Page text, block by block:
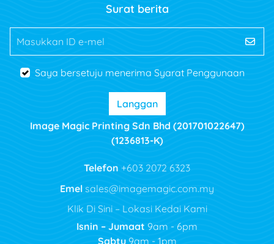
Surat berita
Masukkan ID e-mel
Saya bersetuju menerima Syarat Penggunaan
Langgan
Image Magic Printing Sdn Bhd (201701022647)
(1236813-K)
Telefon +603 2072 6323
Emel sales@imagemagic.com.my
Klik Di Sini – Lokasi Kedai Kami
Isnin – Jumaat 9am - 6pm
Sabtu9am - 1pm